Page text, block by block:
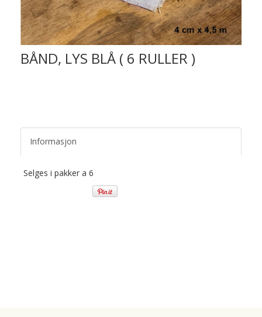
BÅND, LYS BLÅ ( 6 RULLER )
Informasjon
Selges i pakker a 6